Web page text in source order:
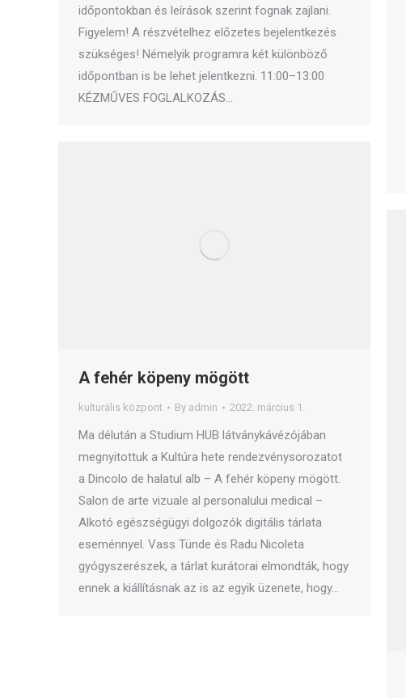
időpontokban és leírások szerint fognak zajlani.
Figyelem! A részvételhez előzetes bejelentkezés
szükséges! Némelyik programra két különböző
időpontban is be lehet jelentkezni. 11:00–13:00
KÉZMŰVES FOGLALKOZÁS…
A fehér köpeny mögött
kulturális központ By admin 2022. március 1.
Ma délután a Studium HUB látványkávézójában
megnyitottuk a Kultúra hete rendezvénysorozatot
a Dincolo de halatul alb – A fehér köpeny mögött.
Salon de arte vizuale al personalului medical –
Alkotó egészségügyi dolgozók digitális tárlata
eseménnyel. Vass Tünde és Radu Nicoleta
gyógyszerészek, a tárlat kurátorai elmondták, hogy
ennek a kiállításnak az is az egyik üzenete, hogy…